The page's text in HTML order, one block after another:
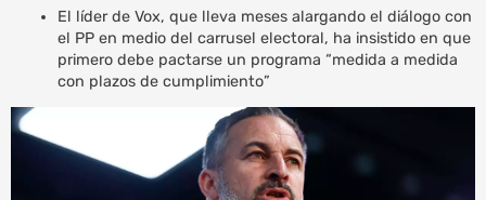
El líder de Vox, que lleva meses alargando el diálogo con
el PP en medio del carrusel electoral, ha insistido en que
primero debe pactarse un programa “medida a medida
con plazos de cumplimiento”